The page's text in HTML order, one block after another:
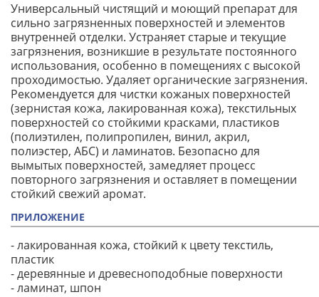
Универсальный чистящий и моющий препарат для
сильно загрязненных поверхностей и элементов
внутренней отделки. Устраняет старые и текущие
загрязнения, возникшие в результате постоянного
использования, особенно в помещениях с высокой
проходимостью. Удаляет органические загрязнения.
Рекомендуется для чистки кожаных поверхностей
(зернистая кожа, лакированная кожа), текстильных
поверхностей со стойкими красками, пластиков
(полиэтилен, полипропилен, винил, акрил,
полиэстер, АБС) и ламинатов. Безопасно для
вымытых поверхностей, замедляет процесс
повторного загрязнения и оставляет в помещении
стойкий свежий аромат.
ПРИЛОЖЕНИЕ
- лакированная кожа, стойкий к цвету текстиль,
пластик
- деревянные и древесноподобные поверхности
- ламинат, шпон